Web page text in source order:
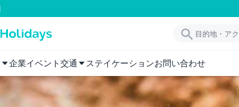
企業イベント交通 ステイケーションお問い合わせ